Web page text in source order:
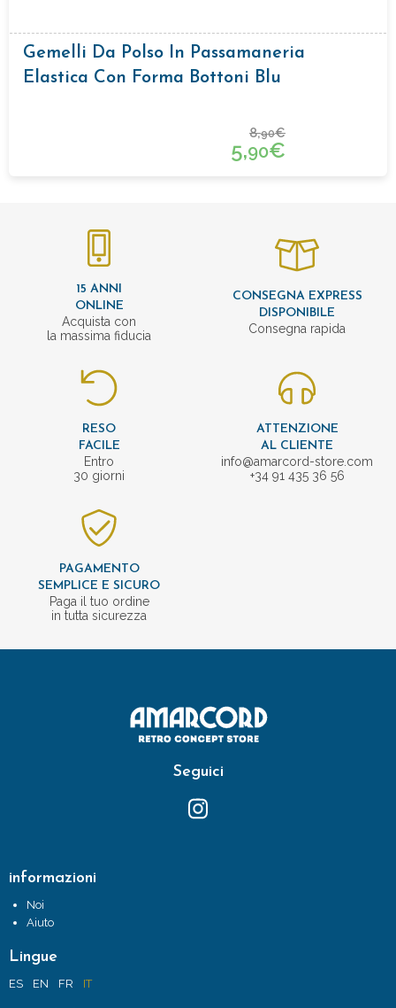
Gemelli Da Polso In Passamaneria
Elastica Con Forma Bottoni Blu
8,90€
5,90€
15 ANNI
ONLINE
Acquista con
la massima fiducia
CONSEGNA EXPRESS
DISPONIBILE
Consegna rapida
RESO
FACILE
Entro
30 giorni
ATTENZIONE
AL CLIENTE
info@amarcord-store.com
+34 91 435 36 56
PAGAMENTO
SEMPLICE E SICURO
Paga il tuo ordine
in tutta sicurezza
Seguici
informazioni
Noi
Aiuto
Lingue
ES EN FR IT